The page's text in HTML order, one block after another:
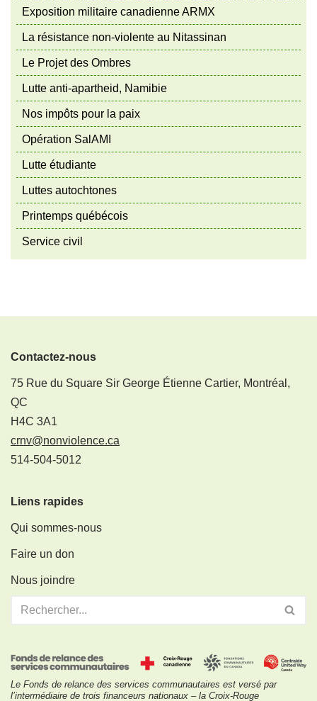
Exposition militaire canadienne ARMX
La résistance non-violente au Nitassinan
Le Projet des Ombres
Lutte anti-apartheid, Namibie
Nos impôts pour la paix
Opération SalAMI
Lutte étudiante
Luttes autochtones
Printemps québécois
Service civil
Contactez-nous
75 Rue du Square Sir George Étienne Cartier, Montréal,
QC
H4C 3A1
crnv@nonviolence.ca
514-504-5012
Liens rapides
Qui sommes-nous
Faire un don
Nous joindre
Le Fonds de relance des services communautaires est versé par
l’intermédiaire de trois financeurs nationaux – la Croix-Rouge